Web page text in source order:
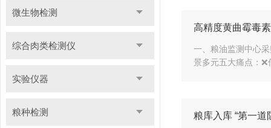
微生物检测
综合肉类检测仪
实验仪器
粮种检测
高精度黄曲霉毒
一、粮油监测中心
景多元五大痛点：
粮库入库 “第一